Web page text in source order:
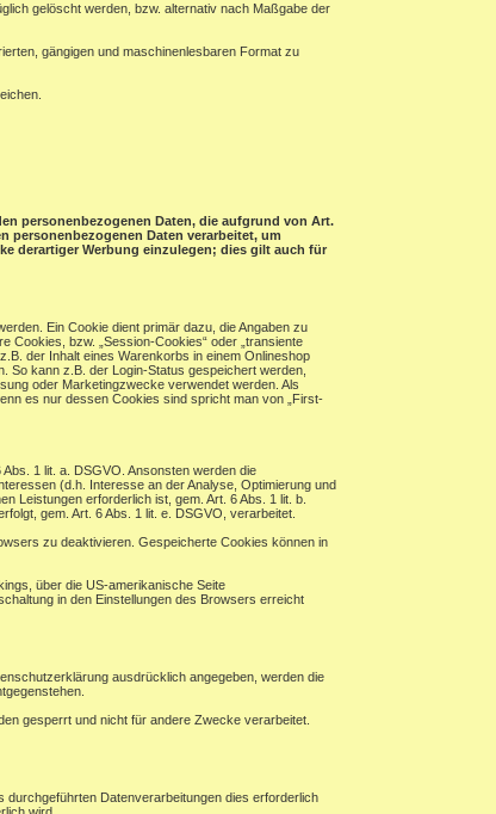
gelöscht werden, bzw. alternativ nach Maßgabe der
gängigen und maschinenlesbaren Format zu
personenbezogenen Daten, die aufgrund von Art.
personenbezogenen Daten verarbeitet, um
derartiger Werbung einzulegen; dies gilt auch für
Ein Cookie dient primär dazu, die Angaben zu
Cookies, bzw. „Session-Cookies“ oder „transiente
der Inhalt eines Warenkorbs in einem Onlineshop
So kann z.B. der Login-Status gespeichert werden,
oder Marketingzwecke verwendet werden. Als
es nur dessen Cookies sind spricht man von „First-
1 lit. a. DSGVO. Ansonsten werden die
(d.h. Interesse an der Analyse, Optimierung und
Leistungen erforderlich ist, gem. Art. 6 Abs. 1 lit. b.
gem. Art. 6 Abs. 1 lit. e. DSGVO, verarbeitet.
zu deaktivieren. Gespeicherte Cookies können in
über die US-amerikanische Seite
in den Einstellungen des Browsers erreicht
ausdrücklich angegeben, werden die
gesperrt und nicht für andere Zwecke verarbeitet.
Datenverarbeitungen dies erforderlich